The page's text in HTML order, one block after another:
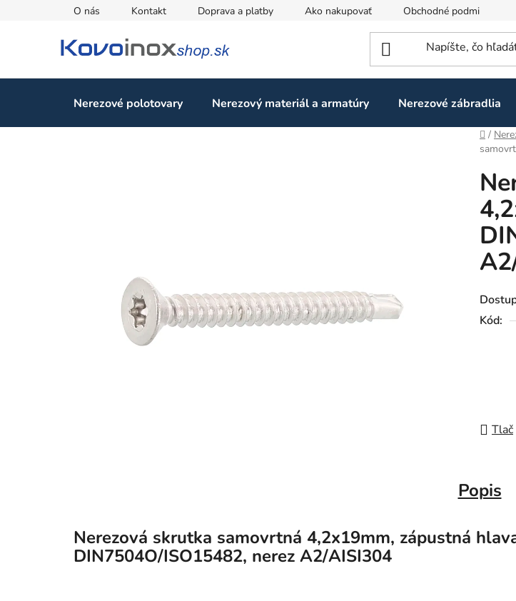
O nás Kontakt Doprava a platby Ako nakupovať Obchodné podmienky
Nerezové polotovary Nerezový materiál a armatúry Nerezové zábradlia
Domov
/
Kód:
Tlač
Popis
Nerezová skrutka samovrtná 4,2x19mm, zápustná
DIN7504O/ISO15482, nerez A2/AISI304